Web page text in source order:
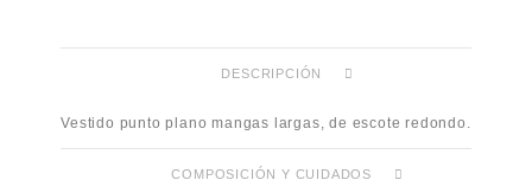
DESCRIPCIÓN
Vestido punto plano mangas largas, de escote redondo.
COMPOSICIÓN Y CUIDADOS